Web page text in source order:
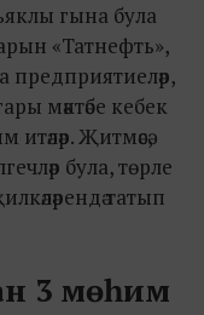
гына була
«Татнефть»,
предприятиеләр,
мәктәбе кебек
Җитмәсә,
була, төрле
татып
3 мөһим